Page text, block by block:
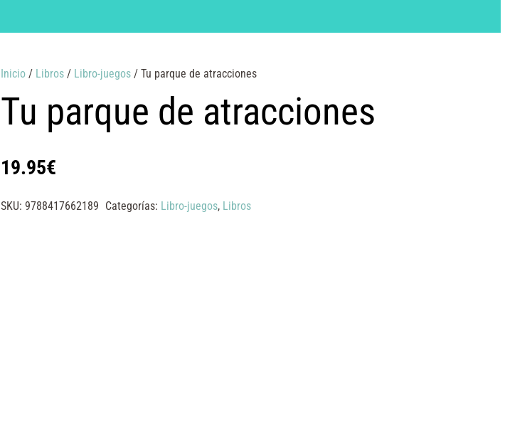
Inicio/ Libros/ Libro-juegos/ Tu parque de atracciones
Tu parque de atracciones
19.95€
SKU: 9788417662189 Categorías: Libro-juegos, Libros